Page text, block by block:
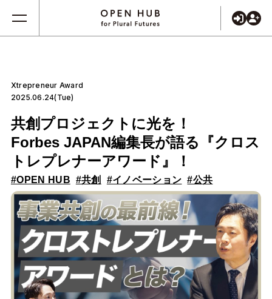
Xtrepreneur Award
2025.06.24(Tue)
共創プロジェクトに光を！
Forbes JAPAN編集長が語る『クロス
トレプレナーアワード』！
#OPEN HUB #共創 #イノベーション #公共